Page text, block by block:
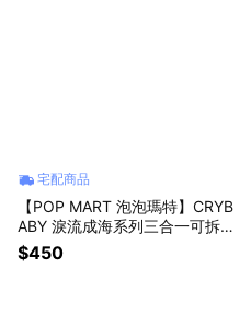
宅配商品
【POP MART 泡泡瑪特】CRYB
ABY 淚流成海系列三合一可拆卸
掛繩盲盒(1入)
$450